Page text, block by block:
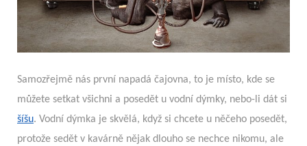
Samozřejmě nás první napadá čajovna, to je místo, kde se
můžete setkat všichni a posedět u vodní dýmky, nebo-li dát si
šíšu. Vodní dýmka je skvělá, když si chcete u něčeho posedět,
protože sedět v kavárně nějak dlouho se nechce nikomu, ale